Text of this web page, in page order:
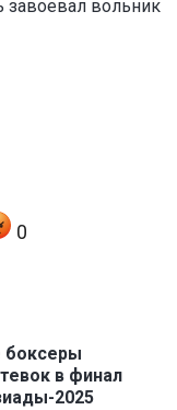
завоевал вольник
0
боксеры
в финал
2025